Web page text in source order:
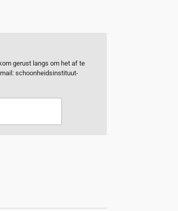
gerust langs om het af te
schoonheidsinstituut-